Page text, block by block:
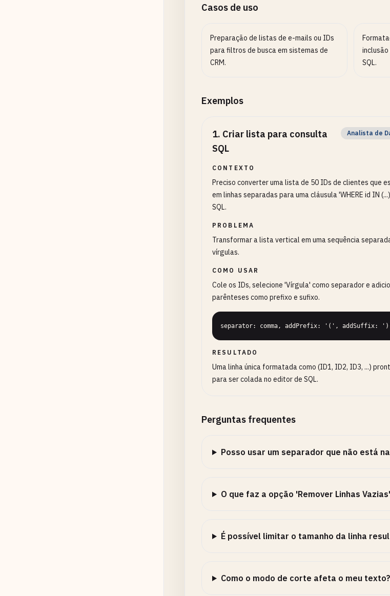
Casos de uso
Preparação de listas de e-mails ou IDs
para filtros de busca em sistemas de
CRM.
SQL.
Exemplos
1. Criar lista para consulta
SQL
Analista de
CONTEXTO
Preciso converter uma lista de 50 IDs de clientes que
em linhas separadas para uma cláusula 'WHERE id IN
SQL.
PROBLEMA
Transformar a lista vertical em uma sequência
vírgulas.
COMO USAR
Cole os IDs, selecione 'Vírgula' como separador e
parênteses como prefixo e sufixo.
separator: comma, addPrefix: '(', addSuffix:
RESULTADO
Uma linha única formatada como (ID1, ID2, ID3, ...)
para ser colada no editor de SQL.
Perguntas frequentes
Posso usar um separador que não está
O que faz a opção 'Remover Linhas
É possível limitar o tamanho da linha
Como o modo de corte afeta o meu texto?